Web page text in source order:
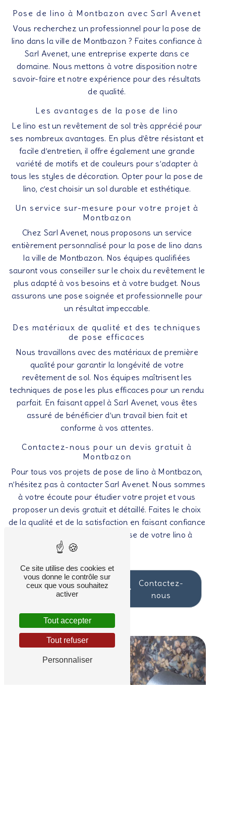
Pose de lino à Montbazon avec Sarl Avenet
Vous recherchez un professionnel pour la pose de
lino dans la ville de Montbazon ? Faites confiance à
Sarl Avenet, une entreprise experte dans ce
domaine. Nous mettons à votre disposition notre
savoir-faire et notre expérience pour des résultats
de qualité.
Les avantages de la pose de lino
Le lino est un revêtement de sol très apprécié pour
ses nombreux avantages. En plus d’être résistant et
facile d’entretien, il offre également une grande
variété de motifs et de couleurs pour s’adapter à
tous les styles de décoration. Opter pour la pose de
lino, c’est choisir un sol durable et esthétique.
Un service sur-mesure pour votre projet à
Montbazon
Chez Sarl Avenet, nous proposons un service
entièrement personnalisé pour la pose de lino dans
la ville de Montbazon. Nos équipes qualifiées
sauront vous conseiller sur le choix du revêtement le
plus adapté à vos besoins et à votre budget. Nous
assurons une pose soignée et professionnelle pour
un résultat impeccable.
Des matériaux de qualité et des techniques
de pose efficaces
Nous travaillons avec des matériaux de première
qualité pour garantir la longévité de votre
revêtement de sol. Nos équipes maîtrisent les
techniques de pose les plus efficaces pour un rendu
parfait. En faisant appel à Sarl Avenet, vous êtes
assuré de bénéficier d’un travail bien fait et
conforme à vos attentes.
Contactez-nous pour un devis gratuit à
Montbazon
Pour tous vos projets de pose de lino à Montbazon,
n’hésitez pas à contacter Sarl Avenet. Nous sommes
à votre écoute pour étudier votre projet et vous
proposer un devis gratuit et détaillé. Faites le choix
de la qualité et de la satisfaction en faisant confiance
à notre entreprise pour la pose de votre lino à
En savoir
plus
Contactez-
nous
Ce site utilise des cookies et
vous donne le contrôle sur
ceux que vous souhaitez
activer
Tout accepter
Tout refuser
Personnaliser